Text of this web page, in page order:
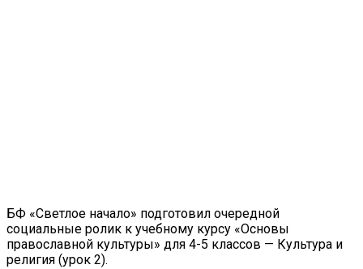
БФ «Светлое начало» подготовил очередной
социальные ролик к учебному курсу «Основы
православной культуры» для 4-5 классов — Культура и
религия (урок 2).